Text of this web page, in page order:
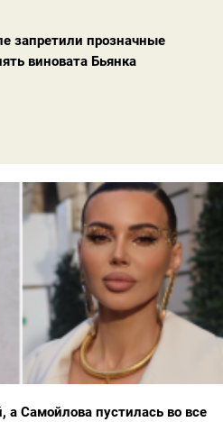
запретили прозначные
виновата Бьянка
а Самойлова пустилась во все